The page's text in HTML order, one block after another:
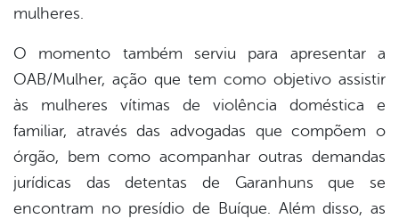
mulheres.
O momento também serviu para apresentar a
OAB/Mulher, ação que tem como objetivo assistir
às mulheres vítimas de violência doméstica e
familiar, através das advogadas que compõem o
órgão, bem como acompanhar outras demandas
jurídicas das detentas de Garanhuns que se
encontram no presídio de Buíque. Além disso, as